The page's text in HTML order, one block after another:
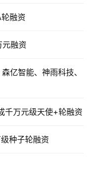
融资
元融资
亿智能、神雨科技、
千万元级天使+轮融资
种子轮融资